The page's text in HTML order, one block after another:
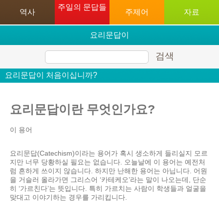
역사
주일의 문답들
주제어 자료
요리문답이
검색
요리문답이 처음이십니까?
요리문답이란 무엇인가요?
이 용어
요리문답(Catechism)이라는 용어가 혹시 생소하게 들리실지 모르
지만 너무 당황하실 필요는 없습니다. 오늘날에 이 용어는 예전처
럼 흔하게 쓰이지 않습니다. 하지만 난해한 용어는 아닙니다. 어원
을 거슬러 올라가면 그리스어 ‘카테케오’라는 말이 나오는데, 단순
히 ‘가르친다’는 뜻입니다. 특히 가르치는 사람이 학생들과 얼굴을
맞대고 이야기하는 경우를 가리킵니다.